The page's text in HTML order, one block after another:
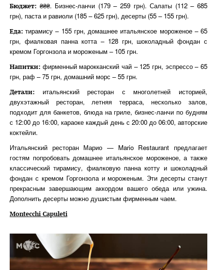
Бюджет: ₴₴₴. Бизнес-ланчи (179 – 259 грн). Салаты (112 – 685
грн), паста и равиоли (185 – 625 грн), десерты (55 – 155 грн).
Еда: тирамису – 155 грн, домашнее итальянское мороженое – 65
грн, фиалковая панна котта – 128 грн, шоколадный фондан с
кремом Горгонзола и мороженым – 105 грн.
Напитки: фирменный марокканский чай – 125 грн, эспрессо – 65
грн, раф – 75 грн, домашний морс – 55 грн.
Детали: итальянский ресторан с многолетней историей,
двухэтажный ресторан, летняя терраса, несколько залов,
подходит для банкетов, блюда на гриле, бизнес-ланчи по будням
с 12:00 до 16:00, караоке каждый день с 20:00 до 06:00, авторские
коктейли.
Итальянский ресторан Марио — Mario Restaurant предлагает
гостям попробовать домашнее итальянское мороженое, а также
классический тирамису, фиалковую панна котту и шоколадный
фондан с кремом Горгонзола и мороженым. Эти десерты станут
прекрасным завершающим аккордом вашего обеда или ужина.
Дополнить десерты можно душистым фирменным чаем.
Montecchi Capuleti